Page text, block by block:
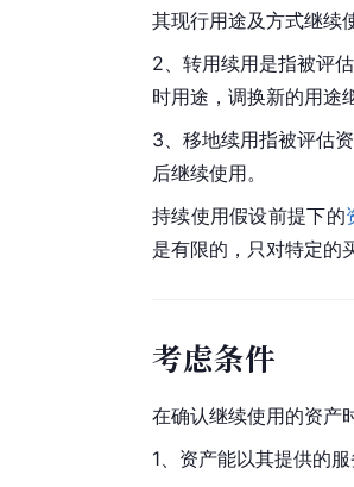
其现行用途及方式继续
2、转用续用是指被评
时用途，调换新的用途
3、移地续用指被评估
后继续使用。
持续使用假设前提下的
是有限的，只对特定的
考虑条件
在确认继续使用的资产
1、资产能以其提供的